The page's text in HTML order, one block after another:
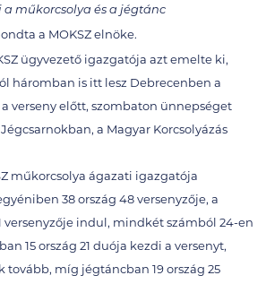
műkorcsolya és a jégtánc
a MOKSZ elnöke.
ügyvezető igazgatója azt emelte ki,
háromban is itt lesz Debrecenben a
verseny előtt, szombaton ünnepséget
a Magyar Korcsolyázás
műkorcsolya ágazati igazgatója
38 ország 48 versenyzője, a
versenyzője indul, mindkét számból 24-en
15 ország 21 duója kezdi a versenyt,
tovább, míg jégtáncban 19 ország 25